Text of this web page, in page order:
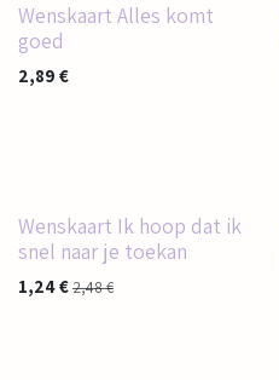
Wenskaart Alles komt
goed
2,89 €
Wenskaart Ik hoop dat ik
snel naar je toekan
1,24€2,48€